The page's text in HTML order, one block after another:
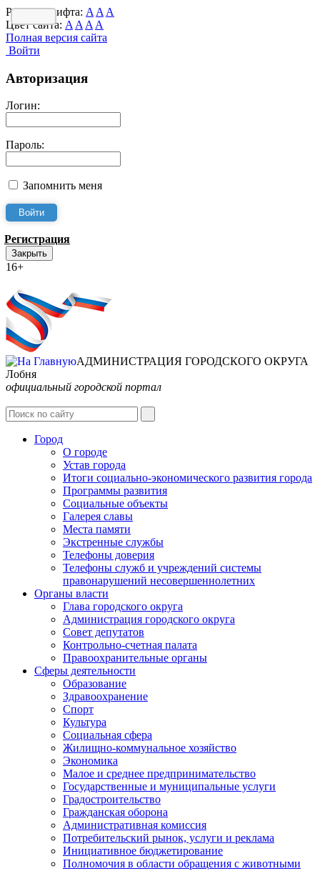
Размер шрифта: A A A
Цвет сайта: A A A A
Полная версия сайта
Войти
Авторизация
Логин:
Пароль:
Запомнить меня
Регистрация
Закрыть
16+
АДМИНИСТРАЦИЯ ГОРОДСКОГО ОКРУГА
Лобня
официальный городской портал
Город
О городе
Устав города
Итоги социально-экономического развития города
Программы развития
Социальные объекты
Галерея славы
Места памяти
Экстренные службы
Телефоны доверия
Телефоны служб и учреждений системы
правонарушений несовершеннолетних
Органы власти
Глава городского округа
Администрация городcкого округа
Совет депутатов
Контрольно-счетная палата
Правоохранительные органы
Сферы деятельности
Образование
Здравоохранение
Спорт
Культура
Социальная сфера
Жилищно-коммунальное хозяйство
Экономика
Малое и среднее предпринимательство
Государственные и муниципальные услуги
Градостроительство
Гражданская оборона
Административная комиссия
Потребительский рынок, услуги и реклама
Инициативное бюджетирование
Полномочия в области обращения с животными